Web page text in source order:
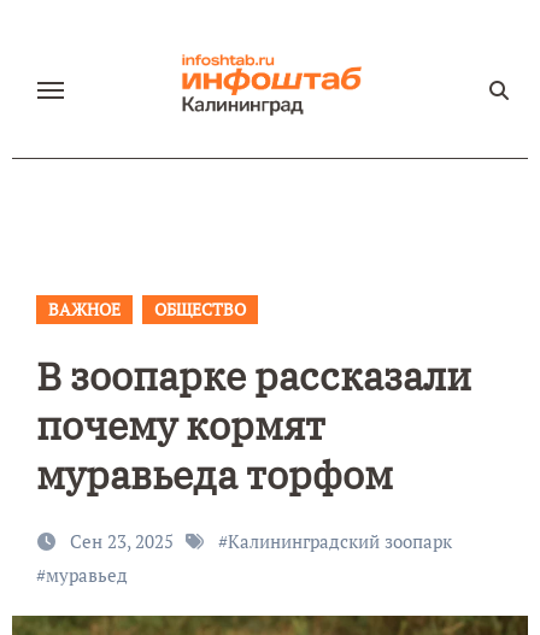
содержанию
ВАЖНОЕ ОБЩЕСТВО
В зоопарке рассказали
почему кормят
муравьеда торфом
Сен 23, 2025 #Калининградский зоопарк
#муравьед